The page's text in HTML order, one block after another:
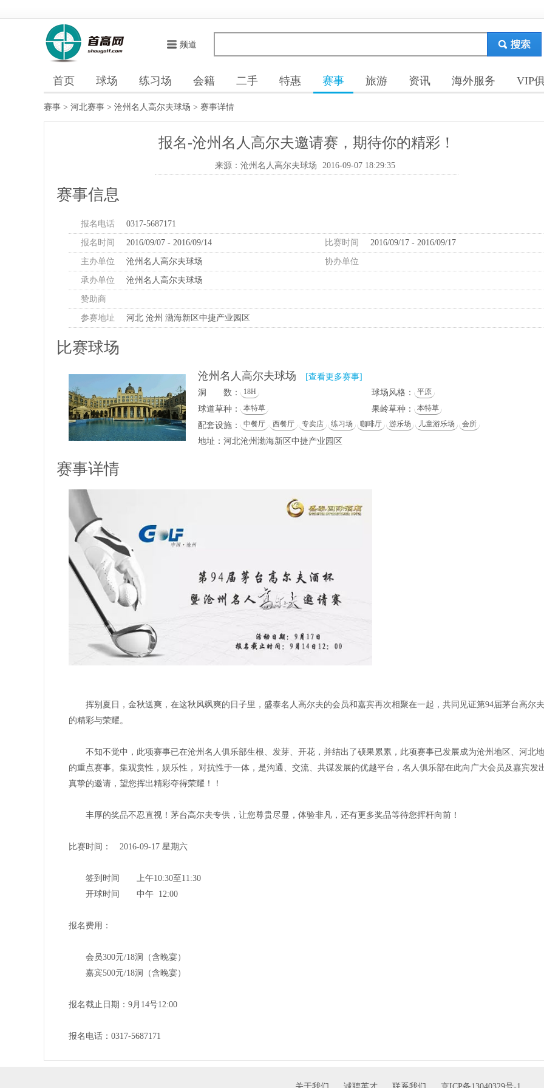
频道
首页 球场 练习场 会籍 二手 特惠 赛事 旅游 资讯 海外服务 VIP
赛事 > 河北赛事 > 沧州名人高尔夫球场 > 赛事详情
报名-沧州名人高尔夫邀请赛，期待你的精彩！
来源：沧州名人高尔夫球场 2016-09-07 18:29:35
赛事信息
报名电话 0317-5687171
报名时间 2016/09/07 - 2016/09/14 比赛时间 2016/09/17 - 2016/09/17
主办单位 沧州名人高尔夫球场 协办单位
承办单位 沧州名人高尔夫球场
赞助商
参赛地址 河北 沧州 渤海新区中捷产业园区
比赛球场
沧州名人高尔夫球场
[查看更多赛事]
洞 数：
18H 球场风格： 平原
球道草种： 本特草 果岭草种： 本特草
配套设施： 中餐厅 西餐厅 专卖店 练习场 咖啡厅 游乐场 儿童游乐场 会所
地址：河北沧州渤海新区中捷产业园区
赛事详情
挥别夏日，金秋送爽，在这秋风飒爽的日子里，盛泰名人高尔夫的会员和嘉宾再次相聚在一起，共同见证第94届茅台高尔
的精彩与荣耀。
不知不觉中，此项赛事已在沧州名人俱乐部生根、发芽、开花，并结出了硕果累累，此项赛事已发展成为沧州地区、河北
的重点赛事。集观赏性，娱乐性， 对抗性于一体，是沟通、交流、共谋发展的优越平台，名人俱乐部在此向广大会员及嘉宾发
真挚的邀请，望您挥出精彩夺得荣耀！！
丰厚的奖品不忍直视！茅台高尔夫专供，让您尊贵尽显，体验非凡，还有更多奖品等待您挥杆向前！
比赛时间： 2016-09-17 星期六
签到时间 上午10:30至11:30
开球时间 中午 12:00
报名费用：
会员300元/18洞（含晚宴）
嘉宾500元/18洞（含晚宴）
报名截止日期：9月14号12:00
报名电话：0317-5687171